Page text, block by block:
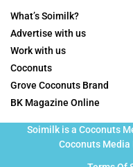
What’s Soimilk?
Advertise with us
Work with us
Coconuts
Grove Coconuts Brand
BK Magazine Online
Soimilk is a Coconuts
Coconuts